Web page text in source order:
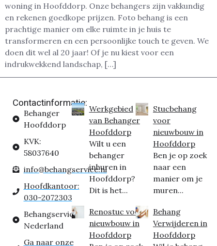
woning in Hoofddorp. Onze behangers zijn vakkundig
en rekenen goedkope prijzen. Foto behang is een
prachtige manier om elke ruimte in je huis te
transformeren en een persoonlijke touch te geven. We
doen dit wel al 20 jaar! Of je nu kiest voor een
indrukwekkend landschap, […]
Contactinformatie:
Behanger
Hoofddorp
KVK:
58037640
info@behangservice.nl
Hoofdkantoor:
030-2072303
Behangservice
Nederland
Ga naar onze
Werkgebied
van Behanger
Hoofddorp
Wilt u een
behanger
inhuren in
Hoofddorp?
Dit is het...
Renostuc voor
nieuwbouw in
Hoofddorp
Stucbehang
voor
nieuwbouw in
Hoofddorp
Ben je op zoek
naar een
manier om je
muren...
Behang
Verwijderen in
Hoofddorp